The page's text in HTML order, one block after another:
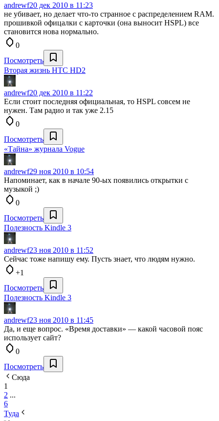
andrewf20 дек 2010 в 11:23
не убивает, но делает что-то странное с распределением RAM.
прошивкой офицалки с карточки (она выносит HSPL) все
становится нова нормально.
0
Посмотреть
Вторая жизнь HTC HD2
andrewf20 дек 2010 в 11:22
Если стоит последняя официальная, то HSPL совсем не
нужен. Там радио и так уже 2.15
0
Посмотреть
«Тайна» журнала Vogue
andrewf29 ноя 2010 в 10:54
Напоминает, как в начале 90-ых появились открытки с
музыкой ;)
0
Посмотреть
Полезность Kindle 3
andrewf23 ноя 2010 в 11:52
Сейчас тоже напишу ему. Пусть знает, что людям нужно.
+1
Посмотреть
Полезность Kindle 3
andrewf23 ноя 2010 в 11:45
Да, и еще вопрос. «Время доставки» — какой часовой пояс
использует сайт?
0
Посмотреть
Сюда
1
2 ...
6
Туда